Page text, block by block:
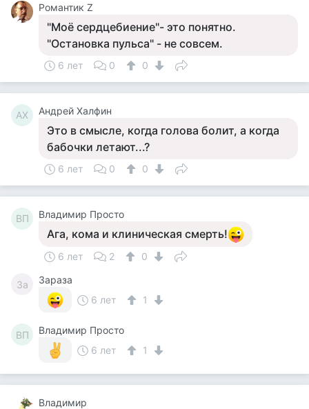
Романтик Z
"Моё сердцебиение"- это понятно.
"Остановка пульса" - не совсем.
6 лет 0 0
АХ Андрей Халфин
Это в смысле, когда голова болит, а когда
бабочки летают...?
6 лет 0 0
ВП Владимир Просто
Ага, кома и клиническая смерть!
6 лет 2 0
За
Зараза
6 лет
1
ВП
Владимир Просто
6 лет
1
Владимир